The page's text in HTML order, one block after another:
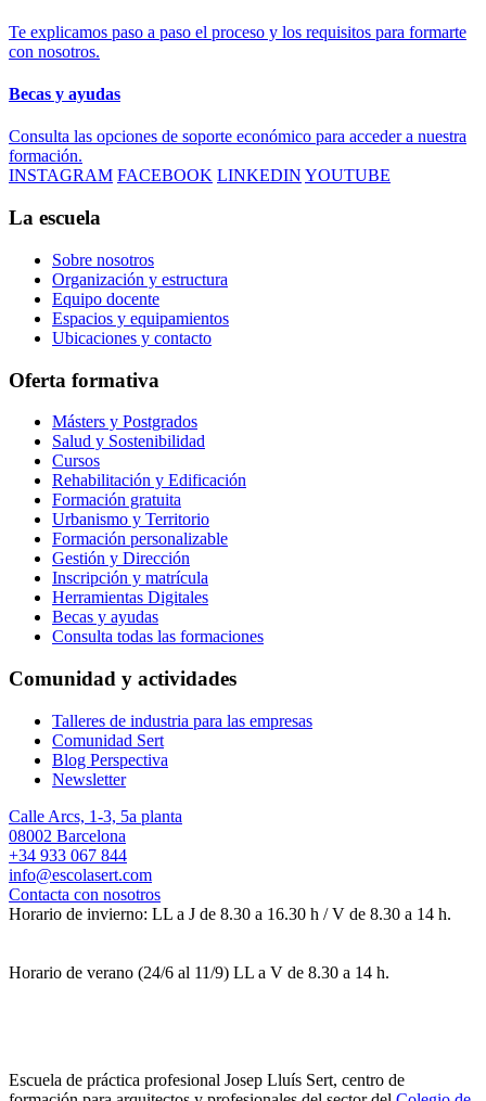
Te explicamos paso a paso el proceso y los requisitos para formarte
con nosotros.
Becas y ayudas
Consulta las opciones de soporte económico para acceder a nuestra
formación.
INSTAGRAM FACEBOOK LINKEDIN YOUTUBE
La escuela
Sobre nosotros
Organización y estructura
Equipo docente
Espacios y equipamientos
Ubicaciones y contacto
Oferta formativa
Másters y Postgrados
Salud y Sostenibilidad
Cursos
Rehabilitación y Edificación
Formación gratuita
Urbanismo y Territorio
Formación personalizable
Gestión y Dirección
Inscripción y matrícula
Herramientas Digitales
Becas y ayudas
Consulta todas las formaciones
Comunidad y actividades
Talleres de industria para las empresas
Comunidad Sert
Blog Perspectiva
Newsletter
Calle Arcs, 1-3, 5a planta
08002 Barcelona
+34 933 067 844
info@escolasert.com
Contacta con nosotros
Horario de invierno: LL a J de 8.30 a 16.30 h / V de 8.30 a 14 h.
Horario de verano (24/6 al 11/9) LL a V de 8.30 a 14 h.
Escuela de práctica profesional Josep Lluís Sert, centro de